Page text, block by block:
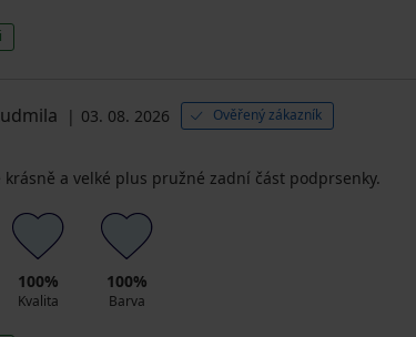
03. 08. 2026 Ověřený zákazník
a velké plus pružné zadní část podprsenky.
100%
Kvalita
100%
Barva